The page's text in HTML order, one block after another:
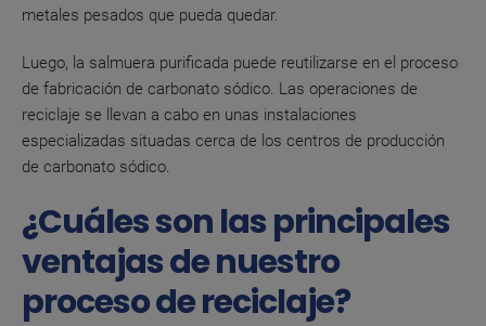
metales pesados que pueda quedar.
Luego, la salmuera purificada puede reutilizarse en el proceso
de fabricación de carbonato sódico. Las operaciones de
reciclaje se llevan a cabo en unas instalaciones
especializadas situadas cerca de los centros de producción
de carbonato sódico.
¿Cuáles son las principales
ventajas de nuestro
proceso de reciclaje?